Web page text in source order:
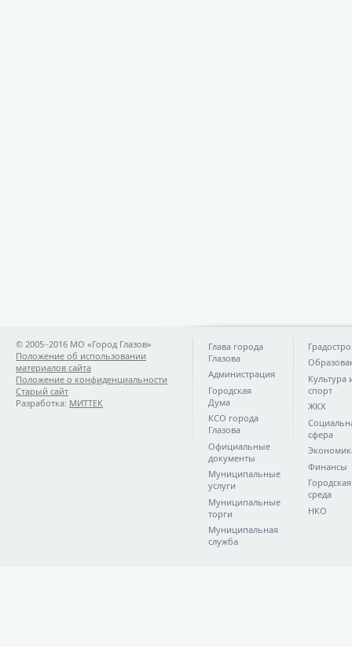
© 2005−2016 МО «Город Глазов»
Положение об использовании
материалов сайта
Положение о конфиденциальности
Старый сайт
Разработка: МИТТЕК
Глава города
Глазова
Администрация
Городская
Дума
КСО города
Глазова
Официальные
документы
Муниципальные
услуги
Муниципальные
торги
Муниципальная
служба
Культура
спорт
ЖКХ
сфера
Финансы
Городская
среда
НКО